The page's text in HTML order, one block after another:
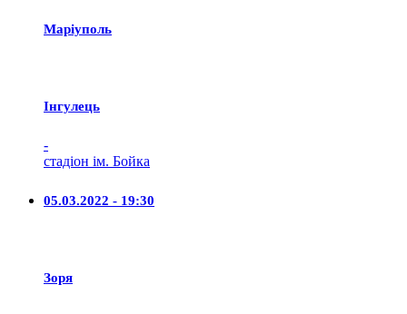
Маріуполь
Iнгулець
-
стадіон ім. Бойка
05.03.2022 - 19:30
Зоря